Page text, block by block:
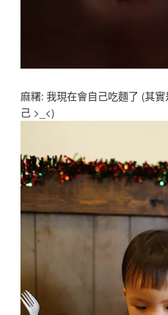
麻糬: 我現在會自己吃麵了 (其
己 >_<)